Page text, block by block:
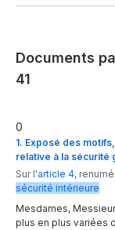
Documents
41
0
1. Exposé des
relative à la sécurité
Sur l'article 4,
sécurité intérieure
Mesdames,
plus en plus variées